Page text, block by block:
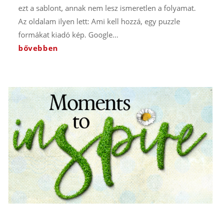
ezt a sablont, annak nem lesz ismeretlen a folyamat.
Az oldalam ilyen lett: Ami kell hozzá, egy puzzle
formákat kiadó kép. Google...
bővebben